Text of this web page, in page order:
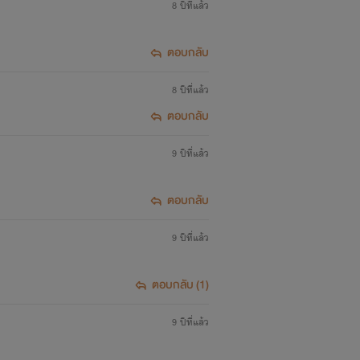
8 ปีที่แล้ว
ตอบกลับ
8 ปีที่แล้ว
ตอบกลับ
9 ปีที่แล้ว
ตอบกลับ
9 ปีที่แล้ว
ตอบกลับ (1)
9 ปีที่แล้ว